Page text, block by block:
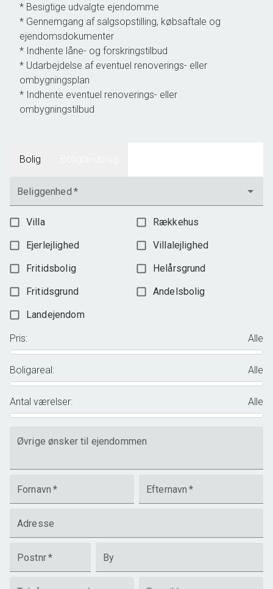
* Besigtige udvalgte ejendomme
* Gennemgang af salgsopstilling, købsaftale og
ejendomsdokumenter
* Indhente låne- og forskringstilbud
* Udarbejdelse af eventuel renoverings- eller
ombygningsplan
* Indhente eventuel renoverings- eller
ombygningstilbud
Bolig
Beliggenhed *
Villa
Rækkehus
Ejerlejlighed
Villalejlighed
Fritidsbolig
Helårsgrund
Fritidsgrund
Andelsbolig
Landejendom
Pris: Alle
Boligareal : Alle
Antal værelser: Alle
Øvrige ønsker til ejendommen
Fornavn * Efternavn *
Adresse
Postnr* By